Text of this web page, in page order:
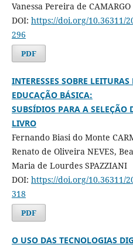
Vanessa Pereira de CAMARGO
DOI: https://doi.org/10.36311/
296
PDF
INTERESSES SOBRE
EDUCAÇÃO BÁSICA:
SUBSÍDIOS PARA A SELEÇÃO
LIVRO
Fernando Biasi do Monte
Renato de Oliveira NEVES,
Maria de Lourdes SPAZZIANI
DOI: https://doi.org/10.36311/
318
PDF
O USO DAS TECNOLOGIAS